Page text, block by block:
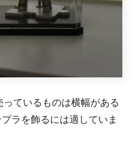
ているものは横幅がある
ラを飾るには適していま